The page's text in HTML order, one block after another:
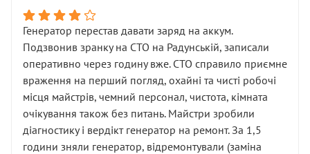
Генератор перестав давати заряд на аккум.
Подзвонив зранку на СТО на Радунській, записали
оперативно через годину вже. СТО справило приємне
враження на перший погляд, охайні та чисті робочі
місця майстрів, чемний персонал, чистота, кімната
очікування також без питань. Майстри зробили
діагностику і вердікт генератор на ремонт. За 1,5
години зняли генератор, відремонтували (заміна